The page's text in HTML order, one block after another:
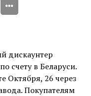
дискаунтер
счету в Беларуси.
Октября, 26 через
Покупателям